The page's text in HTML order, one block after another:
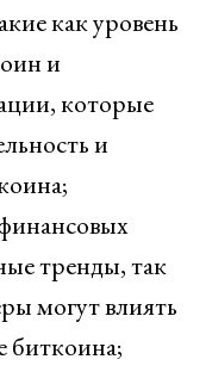
как уровень
и
которые
и
тренды, так
могут влиять
биткоина;